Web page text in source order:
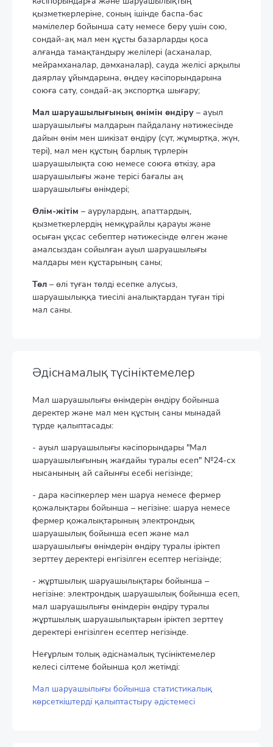
қызметкерлеріне, соның ішінде баспа-бас
мәмілелер бойынша сату немесе беру үшін сою,
сондай-ақ мал мен құсты базарларды қоса
алғанда тамақтандыру желілері (асханалар,
мейрамханалар, дәмханалар), сауда желісі арқылы
даярлау ұйымдарына, өңдеу кәсіпорындарына
союға сату, сондай-ақ экспортқа шығару;
Мал шаруашылығының өнімін өндіру – ауыл
шаруашылығы малдарын пайдалану нәтижесінде
дайын өнім мен шикізат өндіру (сүт, жұмыртқа, жүн,
тері), мал мен құстың барлық түрлерін
шаруашылықта сою немесе союға өткізу, ара
шаруашылығы және терісі бағалы аң
шаруашылығы өнімдері;
Өлім-жітім – аурулардың, апаттардың,
қызметкерлердің немқұрайлы қарауы және
осыған ұқсас себептер нәтижесінде өлген және
амалсыздан сойылған ауыл шаруашылығы
малдары мен құстарының саны;
Төл – өлі туған төлді есепке алусыз,
шаруашылыққа тиесілі аналықтардан туған тірі
мал саны.
Әдіснамалық түсініктемелер
Мал шаруашылығы өнімдерін өндіру бойынша
деректер және мал мен құстың саны мынадай
түрде қалыптасады:
- ауыл шаруашылығы кәсіпорындары "Мал
шаруашылығының жағдайы туралы есеп" №24-сх
нысанының ай сайынғы есебі негізінде;
- дара кәсіпкерлер мен шаруа немесе фермер
қожалықтары бойынша – негізіне: шаруа немесе
фермер қожалықтарының электрондық
шаруашылық бойынша есеп және мал
шаруашылығы өнімдерін өндіру туралы іріктеп
зерттеу деректері енгізілген есептер негізінде;
- жұртшылық шаруашылықтары бойынша –
негізіне: электрондық шаруашылық бойынша есеп,
мал шаруашылығы өнімдерін өндіру туралы
жұртшылық шаруашылықтарын іріктеп зерттеу
деректері енгізілген есептер негізінде.
Неғұрлым толық әдіснамалық түсініктемелер
келесі сілтеме бойынша қол жетімді:
Мал шаруашылығы бойынша статистикалық
көрсеткіштерді қалыптастыру әдістемесі